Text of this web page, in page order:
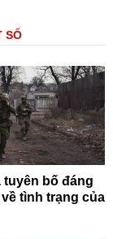
SỐ
tuyên bố đáng
tình trạng của